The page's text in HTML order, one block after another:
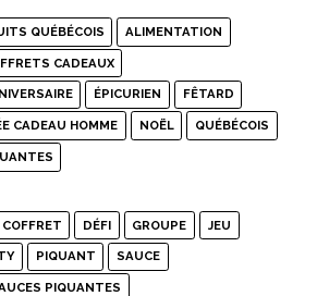
QUÉBÉCOIS ALIMENTATION
CADEAUX
ÉPICURIEN FÊTARD
CADEAU HOMME NOËL QUÉBÉCOIS
COFFRET DÉFI GROUPE JEU
PIQUANT SAUCE
PIQUANTES